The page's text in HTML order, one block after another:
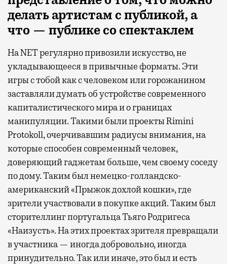
делать артистам с публикой, а
что — публике со спектаклем
На NET регулярно привозили искусство, не
укладывающееся в привычные форматы. Эти
игры с тобой как с человеком или горожанином
заставляли думать об устройстве современного
капиталистического мира и о границах
манипуляции. Такими были проекты Rimini
Protokoll, очерчивавшим радиусы внимания, на
которые способен современный человек,
доверяющий гаджетам больше, чем своему соседу
по дому. Таким был немецко-голландско-
американский «Прыжок дохлой кошки», где
зрители участвовали в покупке акций. Таким был
сторителлинг португальца Тьяго Родригеса
«Наизусть». На этих проектах зрителя превращали
в участника — иногда добровольно, иногда
принудительно. Так или иначе, это был и есть